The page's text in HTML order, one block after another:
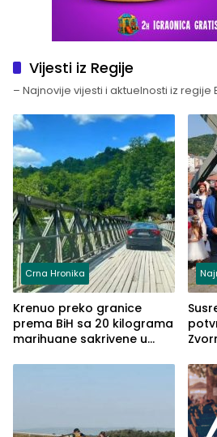
Vijesti iz Regije
– Najnovije vijesti i aktuelnosti iz regije
Crna Hronika
Krenuo preko granice
prema BiH sa 20 kilograma
marihuane sakrivene u